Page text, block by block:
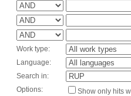
Work type:
Language:
Search in:
Options:
Show only hits